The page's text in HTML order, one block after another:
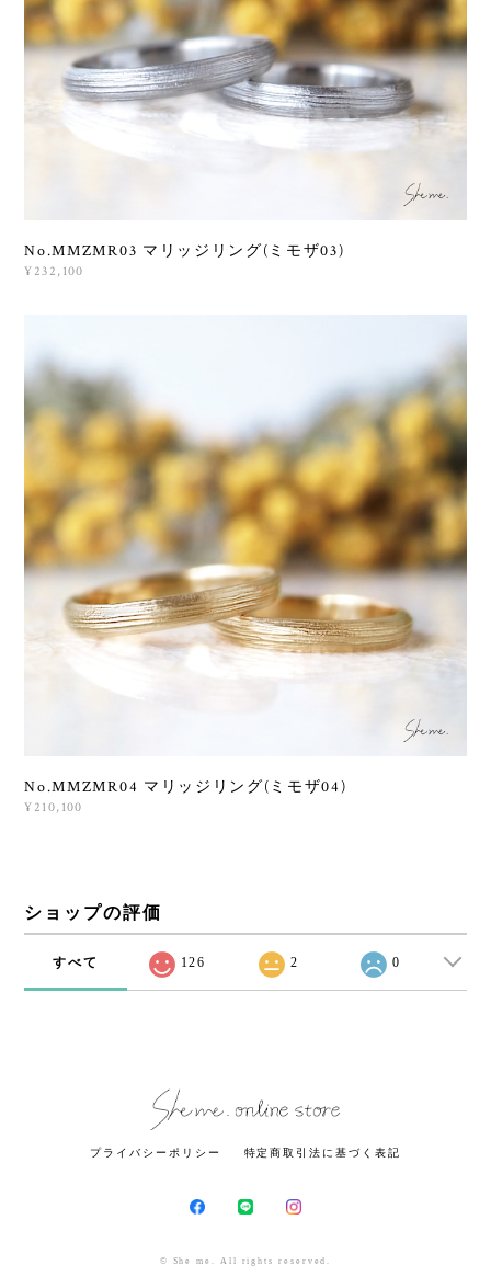
No.MMZMR03 マリッジリング(ミモザ03)
¥232,100
No.MMZMR04 マリッジリング(ミモザ04)
¥210,100
ショップの評価
すべて 126 2 0
プライバシーポリシー 特定商取引法に基づく表記
© She me. All rights reserved.